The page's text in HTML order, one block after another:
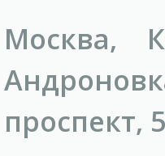
Москва,
проспект,